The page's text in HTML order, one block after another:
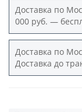
Доставка по
000 руб. —
Доставка по
Доставка до